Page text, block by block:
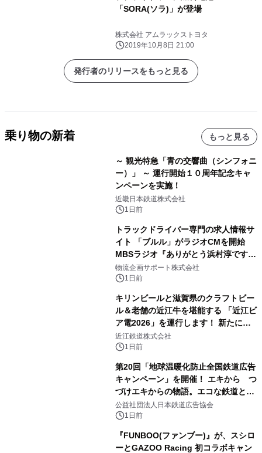
「SORA(ソラ)」が登場
株式会社 アムラックストヨタ
2019年10月8日 21:00
発行者のリリースをもっと見る
乗り物の新着 もっと見る
～ 観光特急「青の交響曲（シンフォニ
ー）」 ～ 運行開始１０周年記念キャ
ンペーンを実施！
近畿日本鉄道株式会社
1日前
トラックドライバー専門の求人情報サ
イト 「ブルル」がラジオCMを開始
MBSラジオ『ありがとう浜村淳です』
にて8月1日(土)より
物流企画サポート株式会社
1日前
キリンビールと滋賀県のクラフトビー
ル＆老舗の近江牛を堪能する 「近江ビ
ア電2026」を運行します！ 新たに
「長濱浪漫ビール」が参加！キリン一
番搾り飲み放題が復活！
近江鉄道株式会社
1日前
第20回「地球温暖化防止全国鉄道広告
キャンペーン」を開催！ エキから つ
づけエキからの物語。エコな鉄道とと
もに。
公益社団法人日本鉄道広告協会
1日前
『FUNBOO(ファンブー)』が、スシロ
ーとGAZOO Racing 初コラボキャン